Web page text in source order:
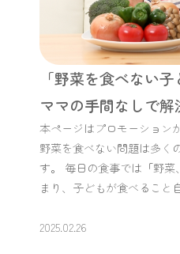
「野菜を食べない
ママの手間なしで解
本ページはプロモーション
野菜を食べない問題は多く
す。 毎日の食事では「野
まり、子どもが食べるこ
2025.02.26